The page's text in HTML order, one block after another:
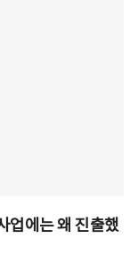
업에는 왜 진출했